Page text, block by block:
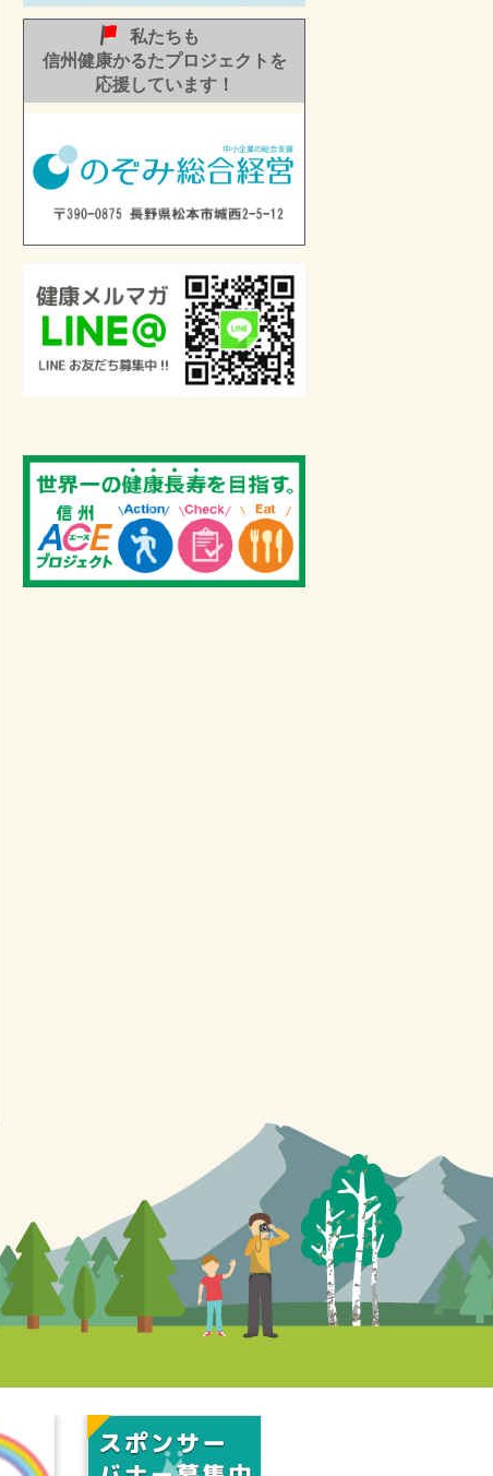
私たちも
信州健康かるたプロジェクトを
応援しています！